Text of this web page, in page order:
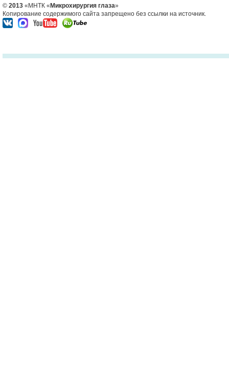
© 2013 «МНТК « Микрохирургия глаза»
Копирование содержимого сайта запрещено без ссылки на источник.